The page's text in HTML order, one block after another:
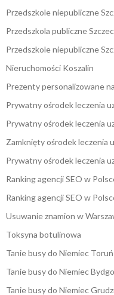
Przedszkole niepubliczne
Przedszkola publiczne
Przedszkole niepubliczne
Nieruchomości Koszalin
Prezenty personalizowane
Prywatny ośrodek leczenia
Prywatny ośrodek leczenia
Zamknięty ośrodek leczenia
Prywatny ośrodek leczenia
Ranking agencji SEO w
Ranking agencji SEO w
Usuwanie znamion w
Toksyna botulinowa
Tanie busy do Niemiec Toruń
Tanie busy do Niemiec
Tanie busy do Niemiec